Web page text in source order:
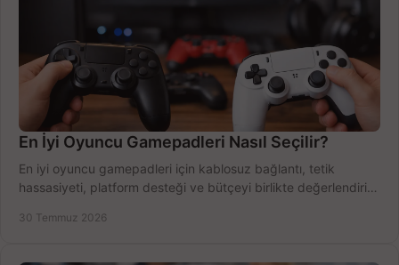
En İyi Oyuncu Gamepadleri Nasıl Seçilir?
En iyi oyuncu gamepadleri için kablosuz bağlantı, tetik
hassasiyeti, platform desteği ve bütçeyi birlikte değerlendirin;
30 Temmuz 2026